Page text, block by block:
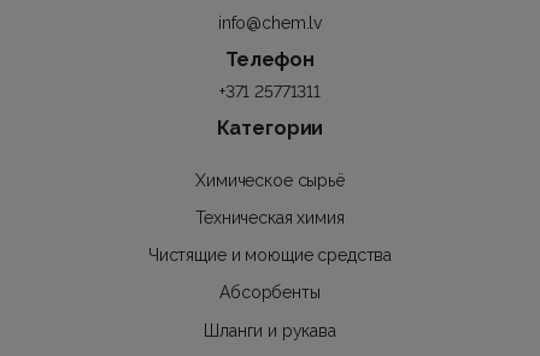
info@chem.lv
Телефон
+371 25771311
Категории
Химическое сырьё
Техническая химия
Чистящие и моющие средства
Абсорбенты
Шланги и рукава